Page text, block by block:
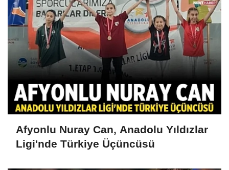
Afyonlu Nuray Can, Anadolu Yıldızlar
Ligi'nde Türkiye Üçüncüsü